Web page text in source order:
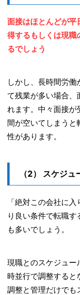
面接はほとんどが平
得するもしくは現職
るでしょう
しかし、長時間労
て残業が多い場合、
れます。中々面接が
間が空いてしまう
性があります。
スケジュ
「絶対この会社に
り良い条件で転職
も多いでしょう。
現職とのスケジュー
時並行で調整する
調整と管理だけでも